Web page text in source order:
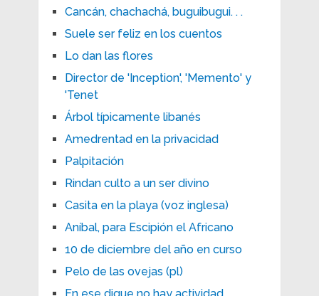
Cancán, chachachá, buguibugui. . .
Suele ser feliz en los cuentos
Lo dan las flores
Director de 'Inception', 'Memento' y
'Tenet
Árbol típicamente libanés
Amedrentad en la privacidad
Palpitación
Rindan culto a un ser divino
Casita en la playa (voz inglesa)
Aníbal, para Escipión el Africano
10 de diciembre del año en curso
Pelo de las ovejas (pl)